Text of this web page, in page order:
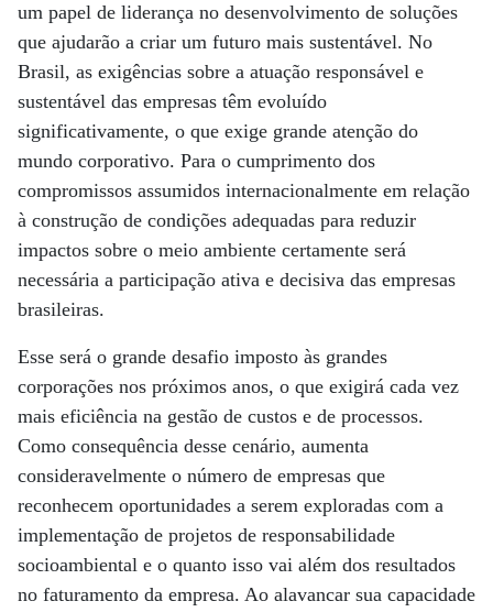
um papel de liderança no desenvolvimento de soluções
que ajudarão a criar um futuro mais sustentável. No
Brasil, as exigências sobre a atuação responsável e
sustentável das empresas têm evoluído
significativamente, o que exige grande atenção do
mundo corporativo. Para o cumprimento dos
compromissos assumidos internacionalmente em relação
à construção de condições adequadas para reduzir
impactos sobre o meio ambiente certamente será
necessária a participação ativa e decisiva das empresas
brasileiras.
Esse será o grande desafio imposto às grandes
corporações nos próximos anos, o que exigirá cada vez
mais eficiência na gestão de custos e de processos.
Como consequência desse cenário, aumenta
consideravelmente o número de empresas que
reconhecem oportunidades a serem exploradas com a
implementação de projetos de responsabilidade
socioambiental e o quanto isso vai além dos resultados
no faturamento da empresa. Ao alavancar sua capacidade